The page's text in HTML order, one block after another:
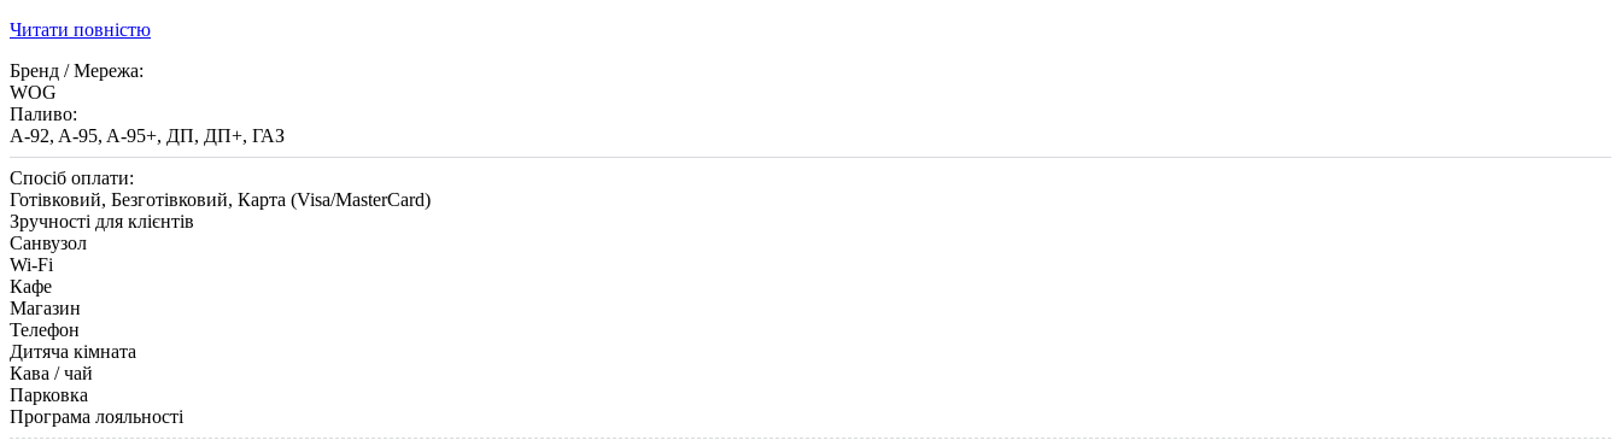
Читати повністю
Бренд / Мережа:
WOG
Паливо:
A-92, A-95, A-95+, ДП, ДП+, ГАЗ
Спосіб оплати:
Готівковий, Безготівковий, Карта (Visa/MasterCard)
Зручності для клієнтів
Санвузол
Wi-Fi
Кафе
Магазин
Телефон
Дитяча кімната
Кава / чай
Парковка
Програма лояльності